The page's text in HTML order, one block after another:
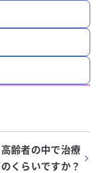
齢者の中で治療
くらいですか？